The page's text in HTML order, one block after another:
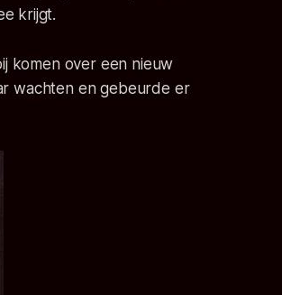
krijgt.
komen over een nieuw
wachten en gebeurde er